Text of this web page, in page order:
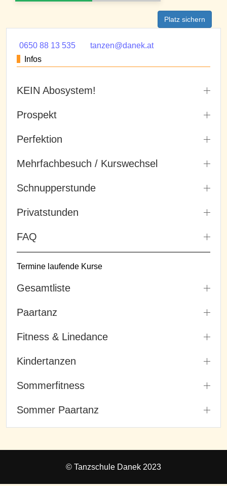
Platz sichern
0650 88 13 535
tanzen@danek.at
Infos
KEIN Abosystem!
Prospekt
Perfektion
Mehrfachbesuch / Kurswechsel
Schnupperstunde
Privatstunden
FAQ
Termine laufende Kurse
Gesamtliste
Paartanz
Fitness & Linedance
Kindertanzen
Sommerfitness
Sommer Paartanz
© Tanzschule Danek 2023